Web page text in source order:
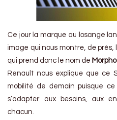
Ce jour la marque au losange
image qui nous montre, de près,
qui prend donc le nom de
Renault nous explique que ce
mobilité de demain puisque
s’adapter aux besoins, aux
chacun.